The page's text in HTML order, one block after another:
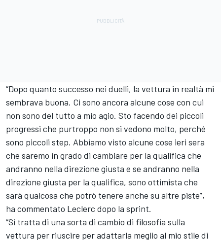
“Dopo quanto successo nei duelli, la vettura in realtà mi
sembrava buona. Ci sono ancora alcune cose con cui
non sono del tutto a mio agio. Sto facendo dei piccoli
progressi che purtroppo non si vedono molto, perché
sono piccoli step. Abbiamo visto alcune cose ieri sera
che saremo in grado di cambiare per la qualifica che
andranno nella direzione giusta e se andranno nella
direzione giusta per la qualifica, sono ottimista che
sarà qualcosa che potrò tenere anche su altre piste”,
ha commentato Leclerc dopo la sprint.
“Si tratta di una sorta di cambio di filosofia sulla
vettura per riuscire per adattarla meglio al mio stile di